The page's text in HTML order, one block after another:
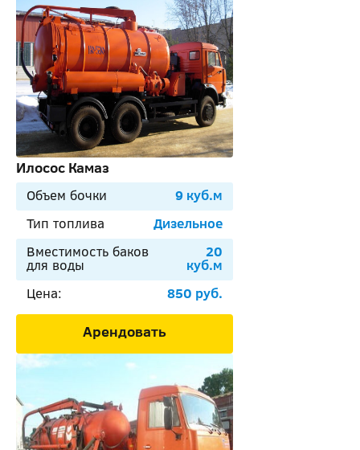
Илосос Камаз
Объем бочки
9 куб.м
Тип топлива
Дизельное
Вместимость баков
для воды
20
куб.м
Цена:
850 руб.
Арендовать